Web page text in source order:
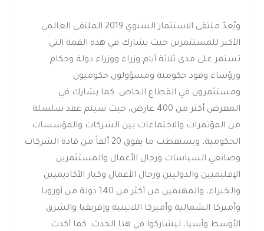
ويُعدّ ملتقى الاستثمار السنوي 2019 الملتقى العالمي
الأكبر للمستثمرين حيث يشارك في هذه القمة التي
تستمر على مدى ثلاثة أيام وزراء ووزراء دولة وحكام
ورؤساء وفود حكومية ومسؤولون حكوميون
ومستثمرون في القطاع الخاص. كما يشارك في
المعرض أكثر من 400 عارض، حيث سيتم عقد سلسلة
من المؤتمرات والاجتماعات بين الشركات والمؤسسات
الحكومية، ويستقطب ما يفوق 20 ألفاً من قادة الشركات
وصانعي السياسات ورجال الأعمال والمستثمرين
الإقليميين والدوليين ورجال الأعمال وكبار الأكاديميين
والخبراء، والمهتمين من أكثر من 140 دولة من أوروبا
وأميركا الشمالية وأميركا اللاتينية وإفريقيا والشرق
الأوسط وآسيا، ليشاركوا في هذا الحدث. كما أكدت